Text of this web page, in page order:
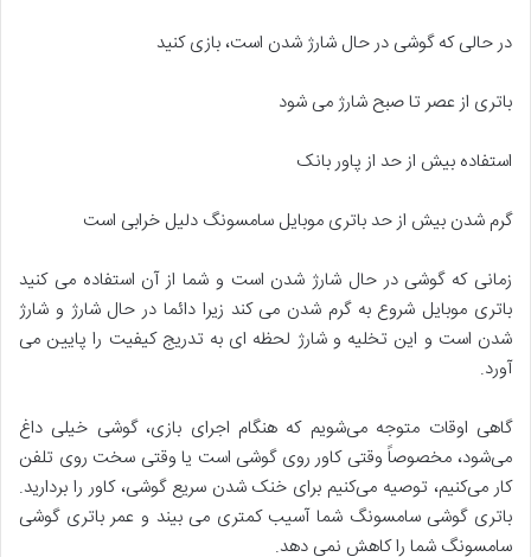
در حالی که گوشی در حال شارژ شدن است، بازی کنید
باتری از عصر تا صبح شارژ می شود
استفاده بیش از حد از پاور بانک
گرم شدن بیش از حد باتری موبایل سامسونگ دلیل خرابی است
زمانی که گوشی در حال شارژ شدن است و شما از آن استفاده می کنید
باتری موبایل شروع به گرم شدن می کند زیرا دائما در حال شارژ و شارژ
شدن است و این تخلیه و شارژ لحظه ای به تدریج کیفیت را پایین می
آورد.
گاهی اوقات متوجه می‌شویم که هنگام اجرای بازی، گوشی خیلی داغ
می‌شود، مخصوصاً وقتی کاور روی گوشی است یا وقتی سخت روی تلفن
کار می‌کنیم، توصیه می‌کنیم برای خنک شدن سریع گوشی، کاور را بردارید.
باتری گوشی سامسونگ شما آسیب کمتری می بیند و عمر باتری گوشی
سامسونگ شما را کاهش نمی دهد.